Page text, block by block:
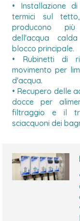
• Installazione
termici sul
producono
dell'acqua
blocco principale.
• Rubinetti di
movimento per
d'acqua.
• Recupero delle
docce per
filtraggio e il
sciacquoni dei